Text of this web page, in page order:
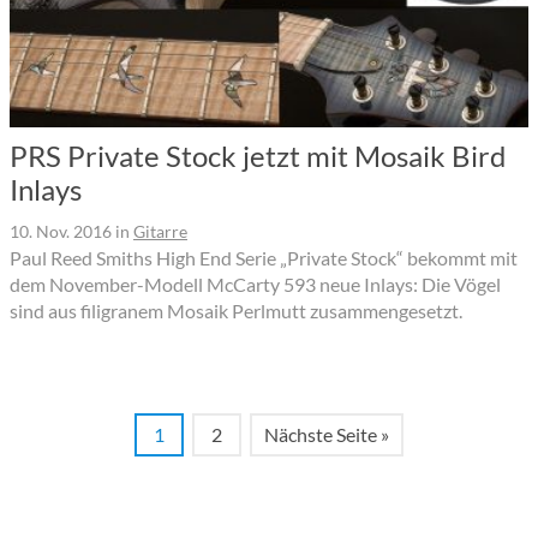
PRS Private Stock jetzt mit Mosaik Bird
Inlays
10. Nov. 2016 in Gitarre
Paul Reed Smiths High End Serie „Private Stock“ bekommt mit
dem November-Modell McCarty 593 neue Inlays: Die Vögel
sind aus filigranem Mosaik Perlmutt zusammengesetzt.
1 2 Nächste Seite »